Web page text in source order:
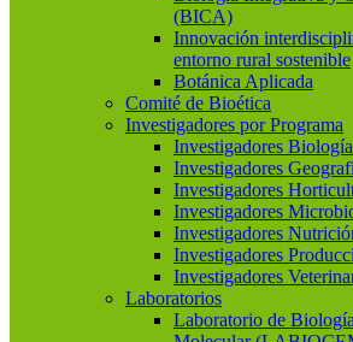
(BICA)
Innovación
entorno rural sostenible
Botánica Aplicada
Comité de Bioética
Investigadores por Programa
Investigadores Biología
Investigadores
Investigadores
Investigadores
Investigadores
Investigadores
Investigadores
Laboratorios
Laboratorio de